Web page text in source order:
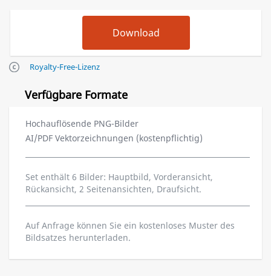
Royalty-Free-Lizenz
Verfügbare Formate
Hochauflösende PNG-Bilder
AI/PDF Vektorzeichnungen (kostenpflichtig)
Set enthält 6 Bilder: Hauptbild, Vorderansicht,
Rückansicht, 2 Seitenansichten, Draufsicht.
Auf Anfrage können Sie ein kostenloses Muster des
Bildsatzes herunterladen.